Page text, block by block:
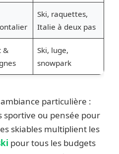
Ski, raquettes,
Italie à deux pas
&
Ski, luge,
snowpark
particulière :
sportive ou pensée pour
skiables multiplient les
pour tous les budgets